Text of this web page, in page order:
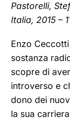
Pastorelli,
Italia, 2015 –
Enzo
sostanza
scopre di
introverso e
dono dei
la sua